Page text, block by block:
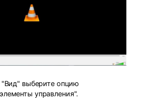
"Вид" выберите опцию
управления".